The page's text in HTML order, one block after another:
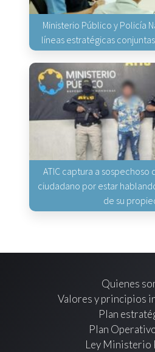
Ministerio Público y Policía
líneas estratégicas
ATIC captura a sospechoso
ciudadano por estar
de su
Quienes
Valores y principios
Plan
Plan
Ley Ministerio